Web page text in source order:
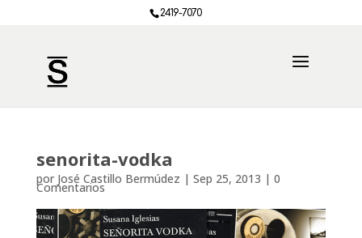
2419-7070
senorita-vodka
por José Castillo Bermúdez | Sep 25, 2013 | 0
Comentarios